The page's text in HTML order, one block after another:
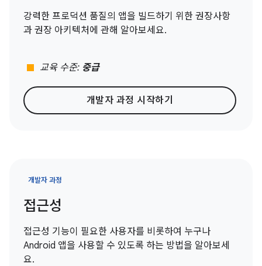
강력한 프로덕션 품질의 앱을 빌드하기 위한 권장사항
과 권장 아키텍처에 관해 알아보세요.
stop 교육 수준: 중급
개발자 과정 시작하기
개발자 과정
접근성
접근성 기능이 필요한 사용자를 비롯하여 누구나
Android 앱을 사용할 수 있도록 하는 방법을 알아보세
요.